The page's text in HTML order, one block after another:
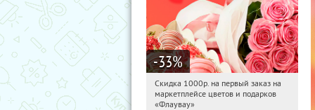
-33%
13:39:33 Получили:
Россия
Скидка 1000р. на первый заказ на
маркетплейсе цветов и подарков
«Флаувау»